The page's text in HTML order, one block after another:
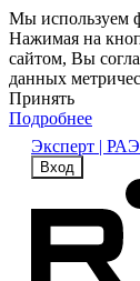
Мы используем
Нажимая на
сайтом, Вы
данных
Принять
Подробнее
Эксперт | РА
Вход